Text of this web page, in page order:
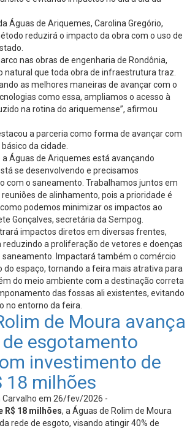
Águas de Ariquemes, Carolina Gregório,
reduzirá o impacto da obra com o uso de
nas obras de engenharia de Rondônia,
natural que toda obra de infraestrutura traz.
as melhores maneiras de avançar com o
como essa, ampliamos o acesso à
na rotina do ariquemense”, afirmou
a parceria como forma de avançar com
da cidade.
a Águas de Ariquemes está avançando
se desenvolvendo e precisamos
com o saneamento. Trabalhamos juntos em
de alinhamento, pois a prioridade é
podemos minimizar os impactos ao
Gonçalves, secretária da Sempog.
impactos diretos em diversas frentes,
reduzindo a proliferação de vetores e doenças
Impactará também o comércio
do espaço, tornando a feira mais atrativa para
do meio ambiente com a destinação correta
das fossas ali existentes, evitando
no entorno da feira.
de Moura avança
esgotamento
investimento de
18 milhões
em 26/fev/2026 -
R$ 18 milhões, a Águas de Rolim de Moura
rede de esgoto, visando atingir 40% de